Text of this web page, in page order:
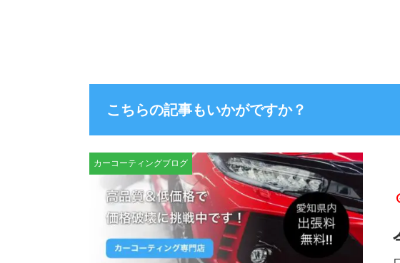
こちらの記事もいかがですか？
カーコーティングブログ